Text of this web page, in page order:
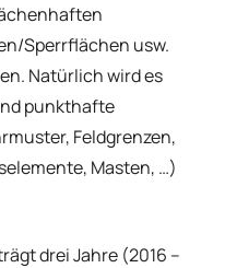
Sperrflächen usw.
Natürlich wird es
punkthafte
Feldgrenzen,
Masten, …)
drei Jahre (2016 –